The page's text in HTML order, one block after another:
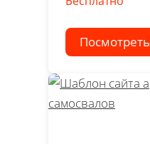
Посмотреть